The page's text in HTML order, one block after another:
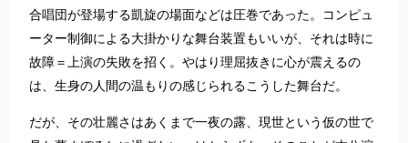
合唱団が登場する凱旋の場面などは圧巻であった。コンピュ
ーター制御による大掛かりな舞台装置もいいが、それは時に
故障＝上演の失敗を招く。やはり理屈抜きに心が震えるの
は、生身の人間の温もりの感じられるこうした舞台だ。
だが、その壮麗さはあくまで一夜の露、現世という仮の世で